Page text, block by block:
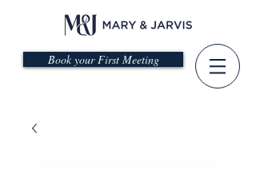
Book your First Meeting